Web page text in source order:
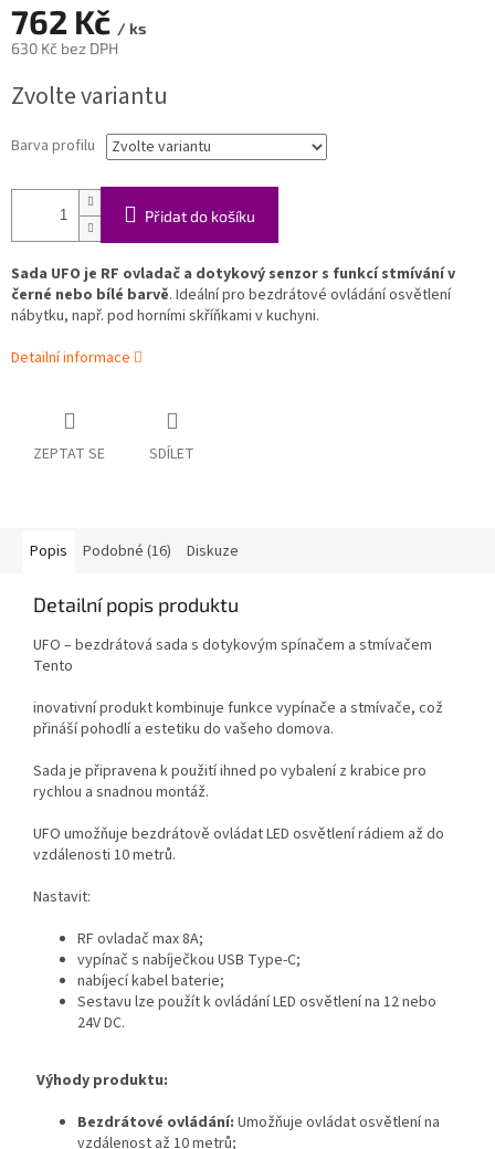
762 Kč / ks
630 Kč bez DPH
cena:
Zvolte variantu
Barva profilu
Přidat do košíku
Sada UFO je RF ovladač a dotykový senzor s funkcí stmívání v
černé nebo bílé barvě. Ideální pro bezdrátové ovládání osvětlení
nábytku, např. pod horními skříňkami v kuchyni.
Detailní informace
ZEPTAT SE SDÍLET
Popis Podobné (16) Diskuze
Detailní popis produktu
UFO – bezdrátová sada s dotykovým spínačem a stmívačem
Tento
inovativní produkt kombinuje funkce vypínače a stmívače, což
přináší pohodlí a estetiku do vašeho domova.
Sada je připravena k použití ihned po vybalení z krabice pro
rychlou a snadnou montáž.
UFO umožňuje bezdrátově ovládat LED osvětlení rádiem až do
vzdálenosti 10 metrů.
Nastavit:
RF ovladač max 8A;
vypínač s nabíječkou USB Type-C;
nabíjecí kabel baterie;
Sestavu lze použít k ovládání LED osvětlení na 12 nebo
24V DC.
Výhody produktu:
Bezdrátové ovládání: Umožňuje ovládat osvětlení na
vzdálenost až 10 metrů;